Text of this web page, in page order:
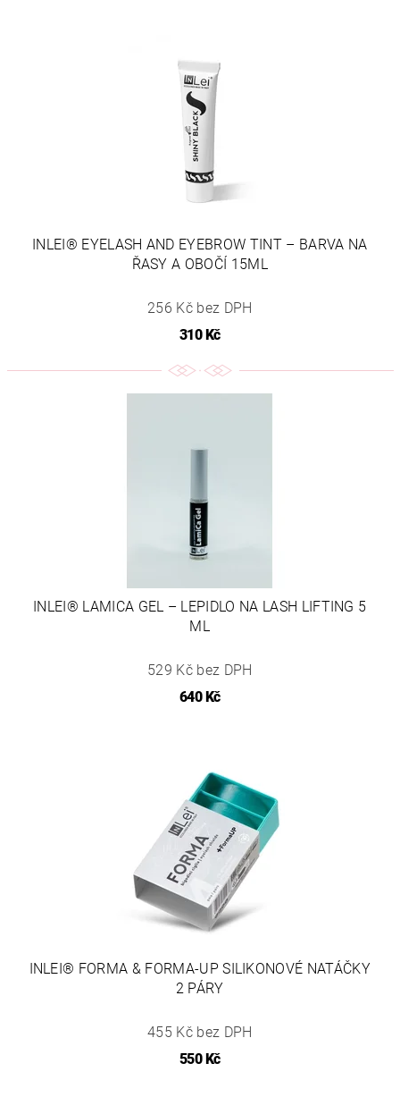
INLEI® EYELASH AND EYEBROW TINT – BARVA NA
ŘASY A OBOČÍ 15ML
256 Kč bez DPH
310 Kč
INLEI® LAMICA GEL – LEPIDLO NA LASH LIFTING 5
ML
529 Kč bez DPH
640 Kč
INLEI® FORMA & FORMA-UP SILIKONOVÉ NATÁČKY
2 PÁRY
455 Kč bez DPH
550 Kč